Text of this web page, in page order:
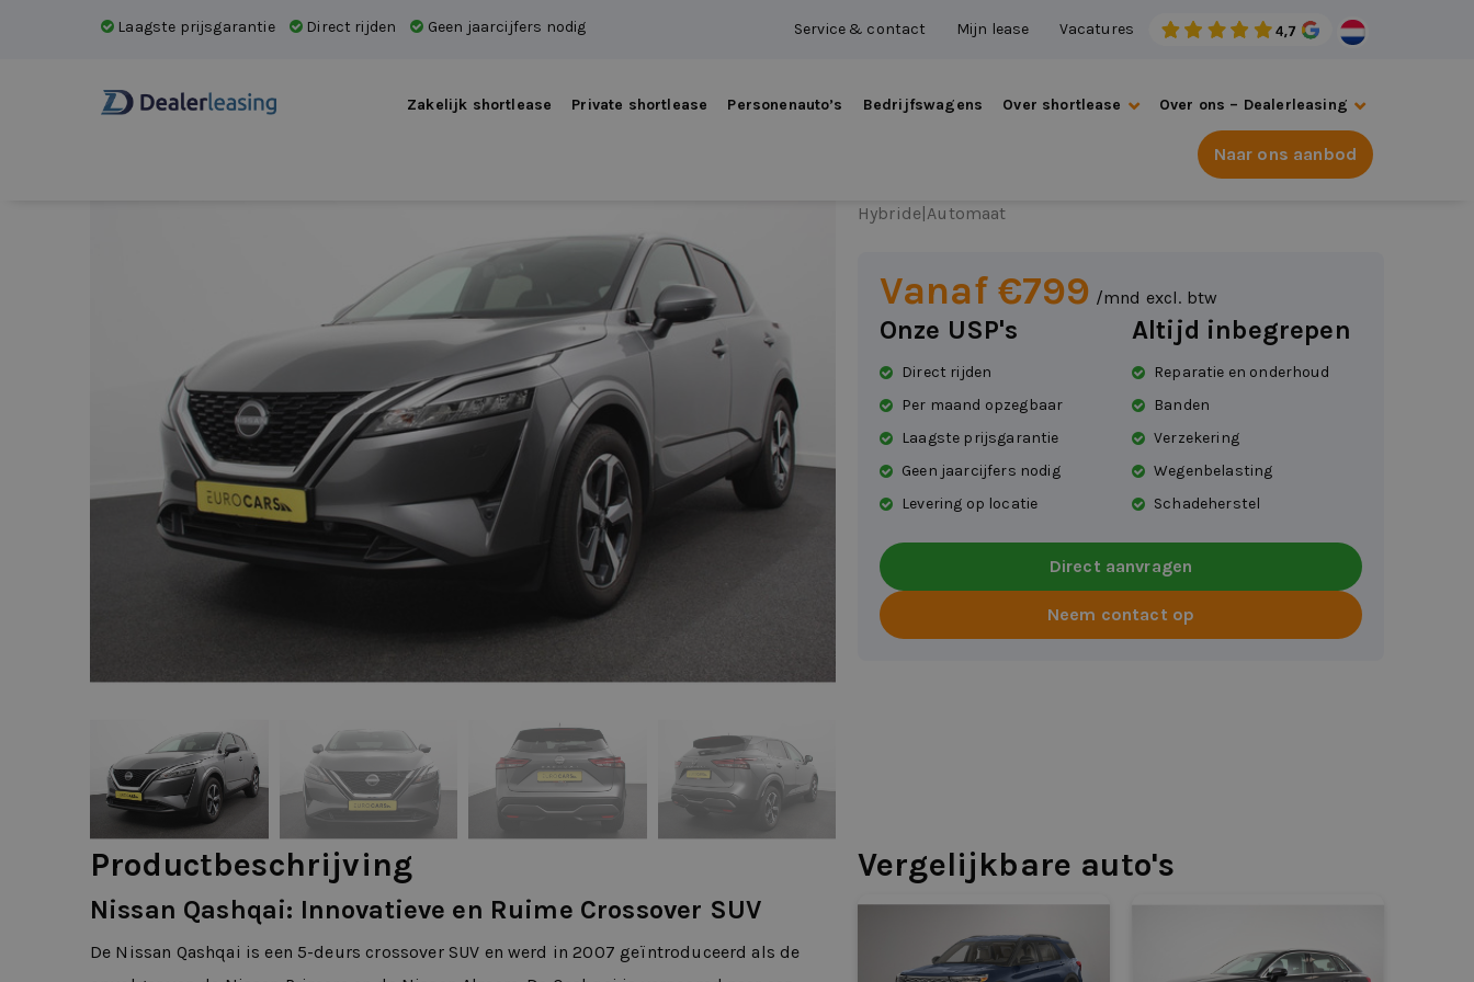
Laagste prijsgarantie Direct rijden Geen jaarcijfers nodig Service & contact Mijn lease Vacatures
Zakelijk shortlease Private shortlease Personenauto’s Bedrijfswagens Over shortlease Over ons – Dealerleasing
Naar ons aanbod
Hybride|Automaat
Vanaf €799 /mnd excl. btw
Onze USP's
Direct rijden
Per maand opzegbaar
Laagste prijsgarantie
Geen jaarcijfers nodig
Levering op locatie
Altijd inbegrepen
Reparatie en onderhoud
Banden
Verzekering
Wegenbelasting
Schadeherstel
Direct aanvragen
Neem contact op
Productbeschrijving
Nissan Qashqai: Innovatieve en Ruime Crossover SUV
De Nissan Qashqai is een 5-deurs crossover SUV en werd in 2007 geïntroduceerd als de
Vergelijkbare auto's